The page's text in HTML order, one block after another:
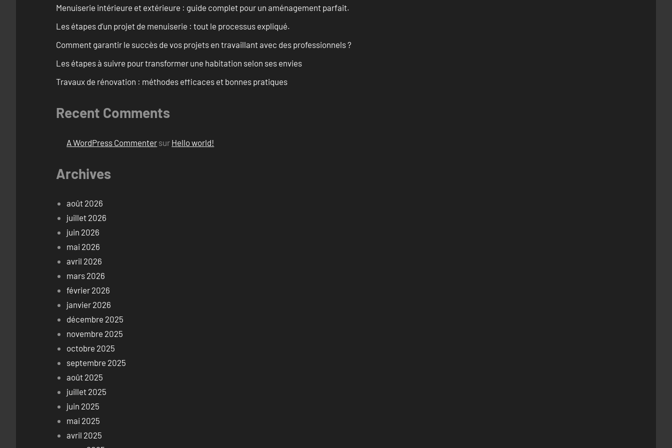
Menuiserie intérieure et extérieure : guide complet pour un aménagement parfait.
Les étapes d’un projet de menuiserie : tout le processus expliqué.
Comment garantir le succès de vos projets en travaillant avec des professionnels ?
Les étapes à suivre pour transformer une habitation selon ses envies
Travaux de rénovation : méthodes efficaces et bonnes pratiques
Recent Comments
A WordPress Commenter sur Hello world!
Archives
août 2026
juillet 2026
juin 2026
mai 2026
avril 2026
mars 2026
février 2026
janvier 2026
décembre 2025
novembre 2025
octobre 2025
septembre 2025
août 2025
juillet 2025
juin 2025
mai 2025
avril 2025